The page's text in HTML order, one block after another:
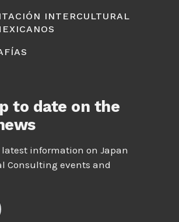
INTERCULTURAL
to date on the
latest information on Japan
Consulting events and